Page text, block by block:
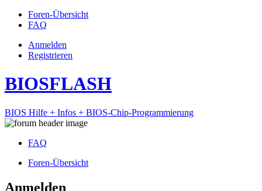
Foren-Übersicht
FAQ
Anmelden
Registrieren
BIOSFLASH
BIOS Hilfe + Infos + BIOS-Chip-Programmierung
FAQ
Foren-Übersicht
Anmelden